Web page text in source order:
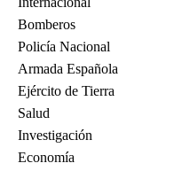
Bomberos
Policía Nacional
Armada Española
Ejército de Tierra
Salud
Investigación
Economía